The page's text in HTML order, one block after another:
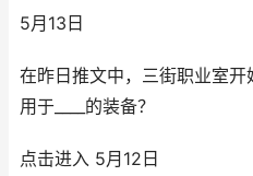
5月13日
在昨日推文中，三街职业室
用于____的装备？
点击进入 5月12日